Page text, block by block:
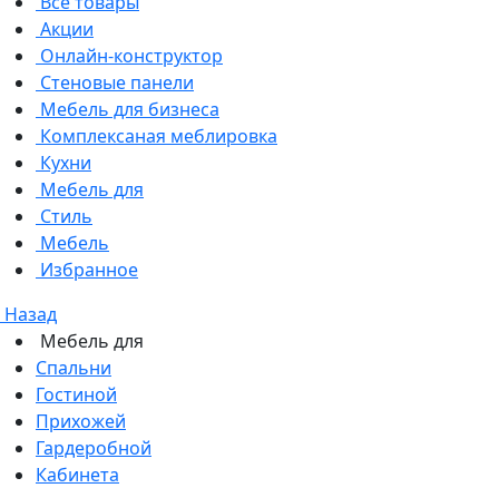
Акции
Онлайн-конструктор
Стеновые панели
Мебель для бизнеса
Комплексаная меблировка
Кухни
Мебель для
Стиль
Мебель
Избранное
Назад
Мебель для
Спальни
Гостиной
Прихожей
Гардеробной
Кабинета